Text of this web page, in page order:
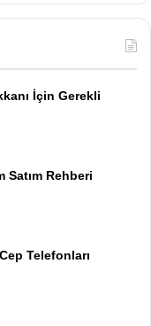
İçin Gerekli
Satım Rehberi
Telefonları